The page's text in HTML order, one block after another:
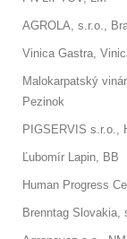
AGROLA, s.r.o.,
Vinica Gastra,
Malokarpatský
Pezinok
PIGSERVIS s.r.o.,
Ľubomír Lapin, BB
Human Progress
Brenntag Slovakia,